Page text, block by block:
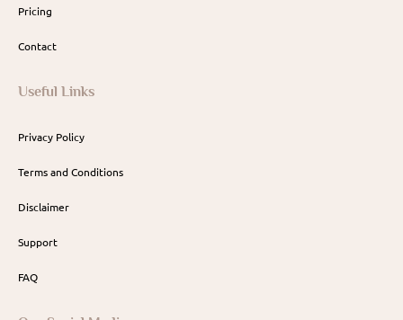
Pricing
Contact
Useful Links
Privacy Policy
Terms and Conditions
Disclaimer
Support
FAQ